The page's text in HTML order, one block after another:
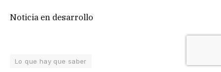
Noticia en desarrollo
Lo que hay que saber